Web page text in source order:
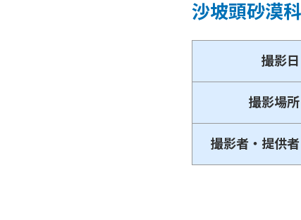
沙坡頭砂漠
撮影日
撮影場所
撮影者・提供者